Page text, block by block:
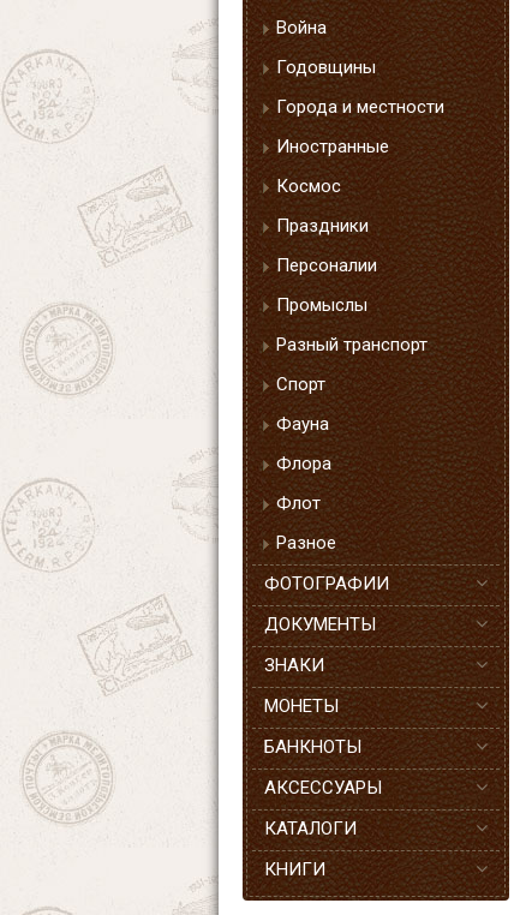
Война
Годовщины
Города и местности
Иностранные
Космос
Праздники
Персоналии
Промыслы
Разный транспорт
Спорт
Фауна
Флора
Флот
Разное
ФОТОГРАФИИ
ДОКУМЕНТЫ
ЗНАКИ
МОНЕТЫ
БАНКНОТЫ
АКСЕССУАРЫ
КАТАЛОГИ
КНИГИ